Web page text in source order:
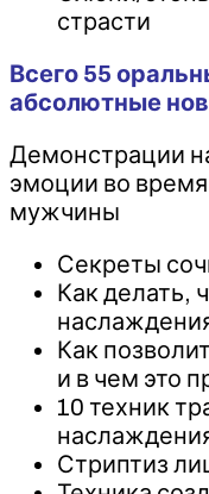
страсти
Всего 55
абсолютные
Демонстрации
эмоции во
мужчины
Секреты
Как делать,
Как
и в чем это
10 техник
Стриптиз